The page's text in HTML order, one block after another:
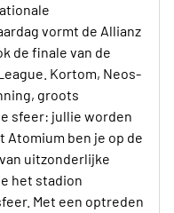
vormt de Allianz
de finale van de
Kortom, Neos-
groots
sfeer: jullie worden
Atomium ben je op de
uitzonderlijke
het stadion
Met een optreden